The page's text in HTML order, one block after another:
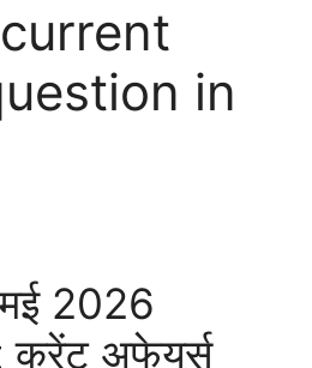
in
2026
अफेयर्स